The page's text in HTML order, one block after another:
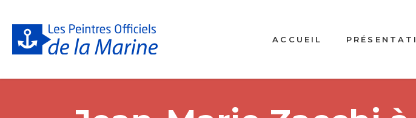
ACCUEIL